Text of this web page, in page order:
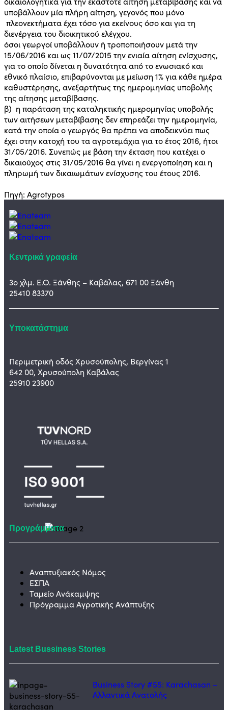
υποβάλλουν μία πλήρη αίτηση, γεγονός που μόνο
πλεονεκτήματα έχει τόσο για εκείνους όσο και για τη
διενέργεια του διοικητικού ελέγχου.
όσοι γεωργοί υποβάλλουν ή τροποποιήσουν μετά την
15/06/2016 και ως 11/07/2015 την ενιαία αίτηση ενίσχυσης,
για το οποίο δίνεται η δυνατότητα από το ενωσιακό και
εθνικό πλαίσιο, επιβαρύνονται με μείωση 1% για κάθε ημέρα
καθυστέρησης, ανεξαρτήτως της ημερομηνίας υποβολής
της αίτησης μεταβίβασης.
β) η παράταση της καταληκτικής ημερομηνίας υποβολής
των αιτήσεων μεταβίβασης δεν επηρεάζει την ημερομηνία,
κατά την οποία ο γεωργός θα πρέπει να αποδεικνύει πως
έχει στην κατοχή του τα αγροτεμάχια για το έτος 2016, ήτοι
31/05/2016. Συνεπώς με βάση την έκταση που κατέχει ο
δικαιούχος στις 31/05/2016 θα γίνει η ενεργοποίηση και η
πληρωμή των δικαιωμάτων ενίσχυσης του έτους 2016.
Πηγή: Agrotypos
Κεντρικά γραφεία
3ο χλμ. Ε.Ο. Ξάνθης – Καβάλας, 671 00 Ξάνθη
25410 83370
Υποκατάστημα
Περιμετρική οδός Χρυσούπολης, Βεργίνας 1
642 00, Χρυσούπολη Καβάλας
25910 23900
Προγράμματα
Αναπτυξιακός Νόμος
ΕΣΠΑ
Ταμείο Ανάκαμψης
Πρόγραμμα Αγροτικής Ανάπτυξης
Latest Bussiness Stories
Business Story #55: Karachasan –
Αλλαντικά Ανατολής